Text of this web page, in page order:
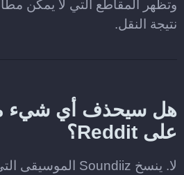
وتظهر المقاطع التي لا يمكن
نتيجة النقل.
هل سيحذف أي شيء
على Reddit؟